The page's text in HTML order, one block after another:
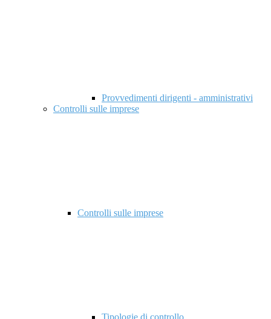
Provvedimenti dirigenti - amministrativi
Controlli sulle imprese
Controlli sulle imprese